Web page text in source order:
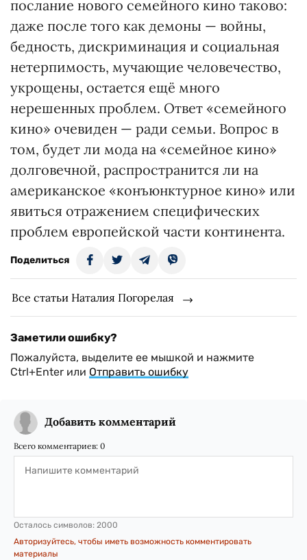
послание нового семейного кино таково:
даже после того как демоны — войны,
бедность, дискриминация и социальная
нетерпимость, мучающие человечество,
укрощены, остается ещё много
нерешенных проблем. Ответ «семейного
кино» очевиден — ради семьи. Вопрос в
том, будет ли мода на «семейное кино»
долговечной, распространится ли на
американское «конъюнктурное кино» или
явиться отражением специфических
проблем европейской части континента.
Поделиться
Все статьи Наталия Погорелая
Заметили ошибку?
Пожалуйста, выделите ее мышкой и нажмите
Ctrl+Enter или Отправить ошибку
Добавить комментарий
Всего комментариев: 0
Осталось символов: 2000
Авторизуйтесь, чтобы иметь возможность комментировать
материалы